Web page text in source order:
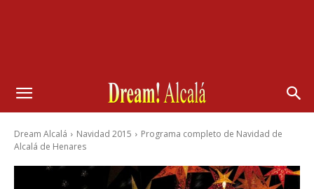
Dream Alcalá Navidad 2015
Programa completo de Navidad de
Alcalá de Henares